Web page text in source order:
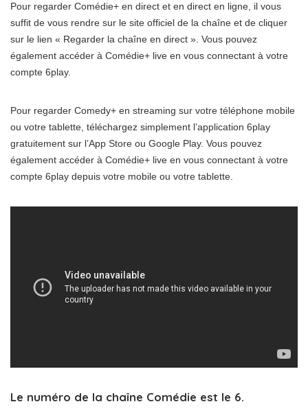
Pour regarder Comédie+ en direct et en direct en ligne, il vous
suffit de vous rendre sur le site officiel de la chaîne et de cliquer
sur le lien « Regarder la chaîne en direct ». Vous pouvez
également accéder à Comédie+ live en vous connectant à votre
compte 6play.
Pour regarder Comedy+ en streaming sur votre téléphone mobile
ou votre tablette, téléchargez simplement l’application 6play
gratuitement sur l’App Store ou Google Play. Vous pouvez
également accéder à Comédie+ live en vous connectant à votre
compte 6play depuis votre mobile ou votre tablette.
Le numéro de la chaîne Comédie est le 6.